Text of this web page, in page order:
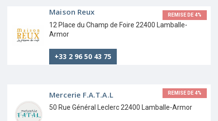
REMISE DE 4%
Maison Reux
12 Place du Champ de Foire 22400 Lamballe-
Armor
+33 2 96 50 43 75
REMISE DE 4%
Mercerie F.A.T.A.L
50 Rue Général Leclerc 22400 Lamballe-Armor